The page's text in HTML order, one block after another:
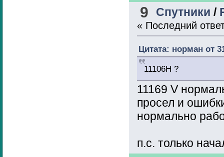
9 Спутники /
« Последний
Цитата: норман от
11106H ?
11169 V
просел и
нормально
п.с. только